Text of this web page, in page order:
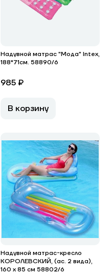
Надувной матрас "Мода" Intex,
188*71см. 58890/6
985 ₽
В корзину
Надувной матрас-кресло
КОРОЛЕВСКИЙ, (ас. 2 вида),
160 х 85 см 58802/6